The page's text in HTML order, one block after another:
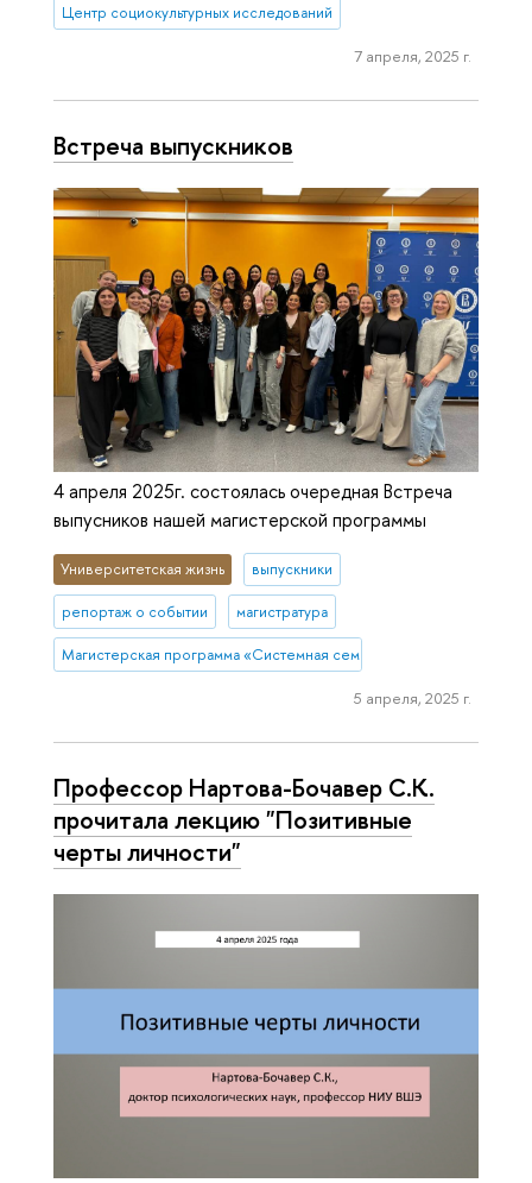
Центр социокультурных исследований
7 апреля, 2025 г.
Встреча выпускников
4 апреля 2025г. состоялась очередная Встреча
выпусников нашей магистерской программы
Университетская жизнь выпускники
репортаж о событии магистратура
Магистерская программа «Системная семейная психотерапия»
5 апреля, 2025 г.
Профессор Нартова-Бочавер С.К.
прочитала лекцию "Позитивные
черты личности"